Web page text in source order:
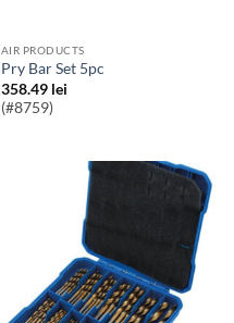
AIR PRODUCTS
Pry Bar Set 5pc
358.49 lei
(#8759)